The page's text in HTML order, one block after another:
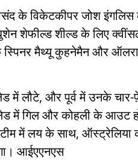
के विकेटकीपर जोश इंगलिस
शेफील्ड शील्ड के लिए
स्पिनर मैथ्यू कुहनेमैन और
में लौटे, और पूर्व में उनके चार-
में गिल और कोहली के आउट
में लय के साथ, ऑस्ट्रेलिया
आईएएनएस